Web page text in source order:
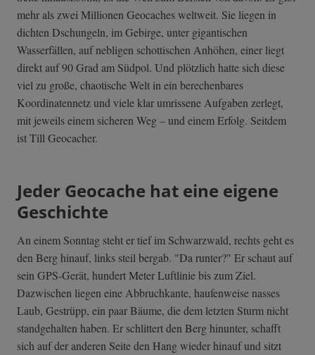
mehr als zwei Millionen Geocaches weltweit. Sie liegen in
dichten Dschungeln, im Gebirge, unter gigantischen
Wasserfällen, auf nebligen schottischen Anhöhen, einer liegt
direkt auf 90 Grad am Südpol. Und plötzlich hatte sich diese
viel zu große, chaotische Welt in ein berechenbares
Koordinatennetz und viele klar umrissene Aufgaben zerlegt,
mit jeweils einem sicheren Weg – und einem Erfolg. Seitdem
ist Till Geocacher.
Jeder Geocache hat eine eigene
Geschichte
An einem Sonntag steht er tief im Schwarzwald, rechts geht es
den Berg hinauf, links steil bergab. "Da runter?" Er schaut auf
sein GPS-Gerät, hundert Meter Luftlinie bis zum Ziel.
Dazwischen liegen eine Abbruchkante, haufenweise nasses
Laub, Gestrüpp, ein paar Bäume, die dem letzten Sturm nicht
standgehalten haben. Er schlittert den Berg hinunter, schafft
sich auf der anderen Seite den Hang wieder hinauf und sitzt